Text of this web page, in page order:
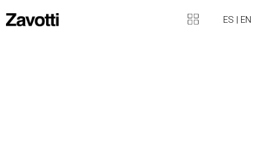
ES | EN